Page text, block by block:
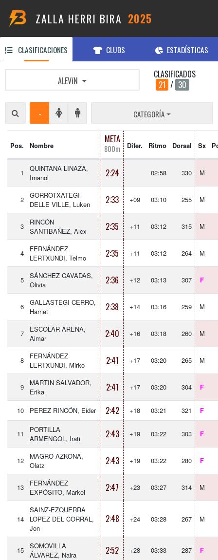
ZALLA HERRI BIRA 2025
CLASIFICACIONES CLUBS ESTADÍSTICAS
ALEVíN
CLASIFICADOS
21 / 30
- CATEGORÍA
Pos. Nombre
META
800m Difer. Ritmo Dorsal Sx
1
QUINTANA LINAZA,
Imanol
2:24 02:58 330 M
2
GORROTXATEGI
DELLE VILLE, Luken
2:33 +09 03:10 255 M
3
RINCÓN
SANTIBAÑEZ, Alex
2:35 +11 03:12 315 M
4
FERNÁNDEZ
LERTXUNDI, Telmo
2:35 +11 03:12 264 M
5
SÁNCHEZ CAVADAS,
Olivia
2:36 +12 03:13 307 F
6
GALLASTEGI CERRO,
Harriet
2:38 +14 03:16 259 M
7
ESCOLAR ARENA,
Aimar
2:40 +16 03:18 260 M
8
FERNÁNDEZ
LERTXUNDI, Mirko
2:41 +17 03:20 265 M
9
MARTIN SALVADOR,
Erika
2:41 +17 03:20 304 F
10 PEREZ RINCÓN, Eider 2:42 +18 03:21 321 F
11
PORTILLA
ARMENGOL, Irati
2:43 +19 03:22 303 F
12
MAGRO AZKONA,
Olatz
2:43 +19 03:22 280 F
13
FERNÁNDEZ
EXPÓSITO, Markel
2:47 +23 03:27 314 M
14
SAINZ-EZQUERRA
LOPEZ DEL CORRAL,
Jon
2:48 +24 03:28 267 M
15
SOMOVILLA
ÁLVAREZ, Naira
2:52 +28 03:33 287 F